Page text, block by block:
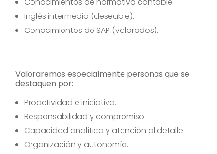
Conocimientos de normativa contable.
Inglés intermedio (deseable).
Conocimientos de SAP (valorados).
Valoraremos especialmente personas que se
destaquen por:
Proactividad e iniciativa.
Responsabilidad y compromiso.
Capacidad analítica y atención al detalle.
Organización y autonomía.